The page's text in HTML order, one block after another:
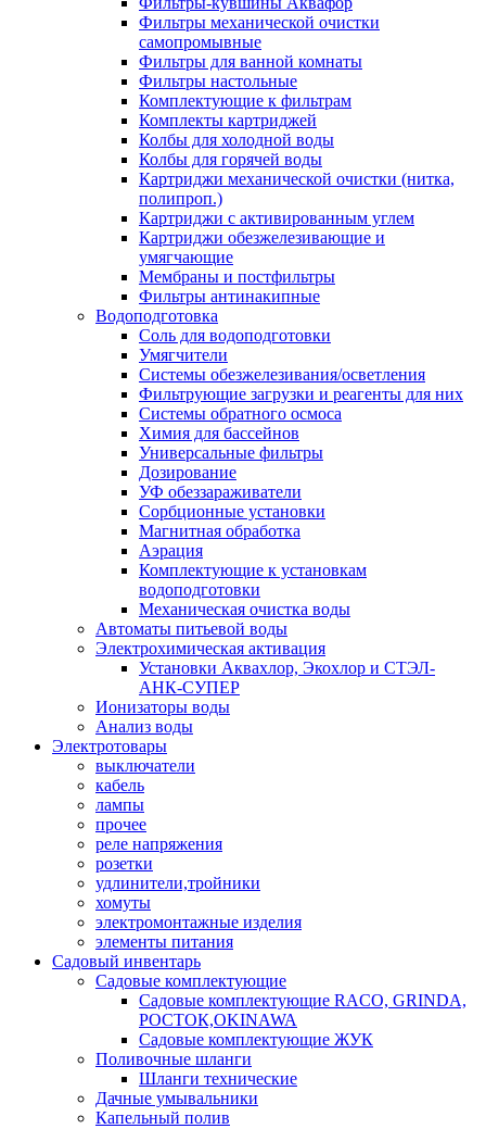
Фильтры механической очистки
самопромывные
Фильтры для ванной комнаты
Фильтры настольные
Комплектующие к фильтрам
Комплекты картриджей
Колбы для холодной воды
Колбы для горячей воды
Картриджи механической очистки (нитка,
полипроп.)
Картриджи с активированным углем
Картриджи обезжелезивающие и
умягчающие
Мембраны и постфильтры
Фильтры антинакипные
Водоподготовка
Соль для водоподготовки
Умягчители
Системы обезжелезивания/осветления
Фильтрующие загрузки и реагенты для них
Системы обратного осмоса
Химия для бассейнов
Универсальные фильтры
Дозирование
УФ обеззараживатели
Сорбционные установки
Магнитная обработка
Аэрация
Комплектующие к установкам
водоподготовки
Механическая очистка воды
Автоматы питьевой воды
Электрохимическая активация
Установки Аквахлор, Экохлор и СТЭЛ-
АНК-СУПЕР
Ионизаторы воды
Анализ воды
Электротовары
выключатели
кабель
лампы
прочее
реле напряжения
розетки
удлинители,тройники
хомуты
электромонтажные изделия
элементы питания
Садовый инвентарь
Садовые комплектующие
Садовые комплектующие RACO, GRINDA,
РОСТОК,OKINAWA
Садовые комплектующие ЖУК
Поливочные шланги
Шланги технические
Дачные умывальники
Капельный полив